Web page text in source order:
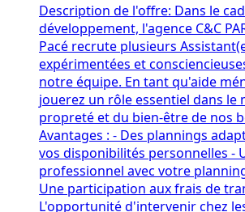
Description de l'offre: Dans le
développement, l'agence C&C
Pacé recrute plusieurs
expérimentées et
notre équipe. En tant qu'aide
jouerez un rôle essentiel dans le
propreté et du bien-être de nos
Avantages : - Des plannings
vos disponibilités personnelles -
professionnel avec votre
Une participation aux frais de
L'opportunité d'intervenir chez